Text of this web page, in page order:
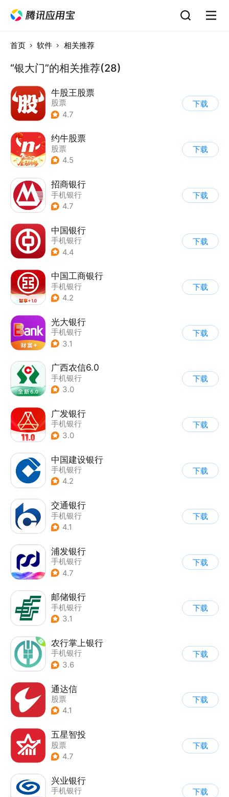
首页 软件 相关推荐
“银大门”的相关推荐(28)
牛股王股票
股票
4.7
下载
约牛股票
股票
4.5
下载
招商银行
手机银行
4.7
下载
中国银行
手机银行
4.4
下载
中国工商银行
手机银行
4.2
下载
光大银行
手机银行
3.1
下载
广西农信6.0
手机银行
3.0
下载
广发银行
手机银行
3.0
下载
中国建设银行
手机银行
4.2
下载
交通银行
手机银行
4.1
下载
浦发银行
手机银行
4.7
下载
邮储银行
手机银行
3.1
下载
农行掌上银行
手机银行
3.6
下载
通达信
股票
4.1
下载
五星智投
股票
4.7
下载
兴业银行
手机银行
下载